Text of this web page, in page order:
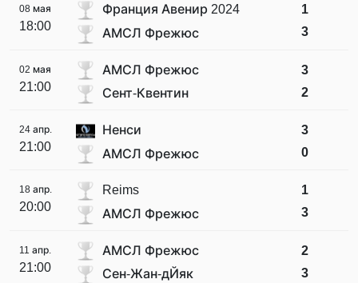
08 мая
18:00
Франция Авенир 2024
АМСЛ Фрежюс
1
3
02 мая
21:00
АМСЛ Фрежюс
Сент-Квентин
3
2
24 апр.
21:00
Ненси
АМСЛ Фрежюс
3
0
18 апр.
20:00
Reims
АМСЛ Фрежюс
1
3
11 апр.
21:00
АМСЛ Фрежюс
Сен-Жан-дЙяк
2
3